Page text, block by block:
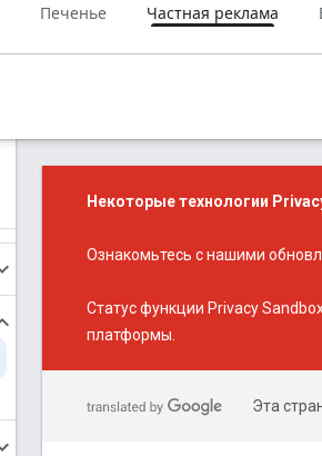
Печенье Частная реклама
Некоторые технологии
Ознакомьтесь с нашими
Статус функции Privacy
платформы.
Эта